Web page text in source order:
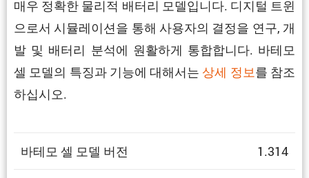
매우 정확한 물리적 배터리 모델입니다. 디지털 트윈
으로서 시뮬레이션을 통해 사용자의 결정을 연구, 개
발 및 배터리 분석에 원활하게 통합합니다. 바테모
셀 모델의 특징과 기능에 대해서는 상세 정보를 참조
하십시오.
바테모 셀 모델 버전 1.314